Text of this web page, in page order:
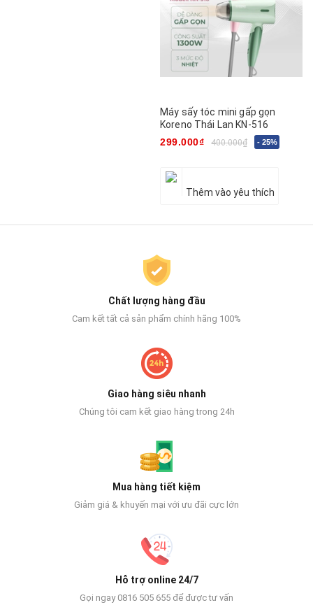
Máy sấy tóc mini gấp gọn
Koreno Thái Lan KN-516
299.000₫
400.000₫ - 25%
Thêm vào yêu thích
Chất lượng hàng đầu
Cam kết tất cả sản phẩm chính hãng 100%
Giao hàng siêu nhanh
Chúng tôi cam kết giao hàng trong 24h
Mua hàng tiết kiệm
Giảm giá & khuyến mại với ưu đãi cực lớn
Hỗ trợ online 24/7
Gọi ngay 0816 505 655 để được tư vấn